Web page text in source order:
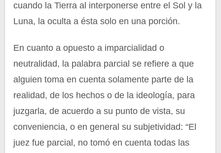
cuando la Tierra al interponerse entre el Sol y la
Luna, la oculta a ésta solo en una porción.
En cuanto a opuesto a imparcialidad o
neutralidad, la palabra parcial se refiere a que
alguien toma en cuenta solamente parte de la
realidad, de los hechos o de la ideología, para
juzgarla, de acuerdo a su punto de vista, su
conveniencia, o en general su subjetividad: “El
juez fue parcial, no tomó en cuenta todas las